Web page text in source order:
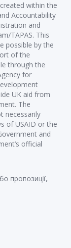
within the
Accountability
and
TAPAS. This
possible by the
of the
through the
for
UK aid from
The
necessarily
of USAID or the
and
official
пропозиції,